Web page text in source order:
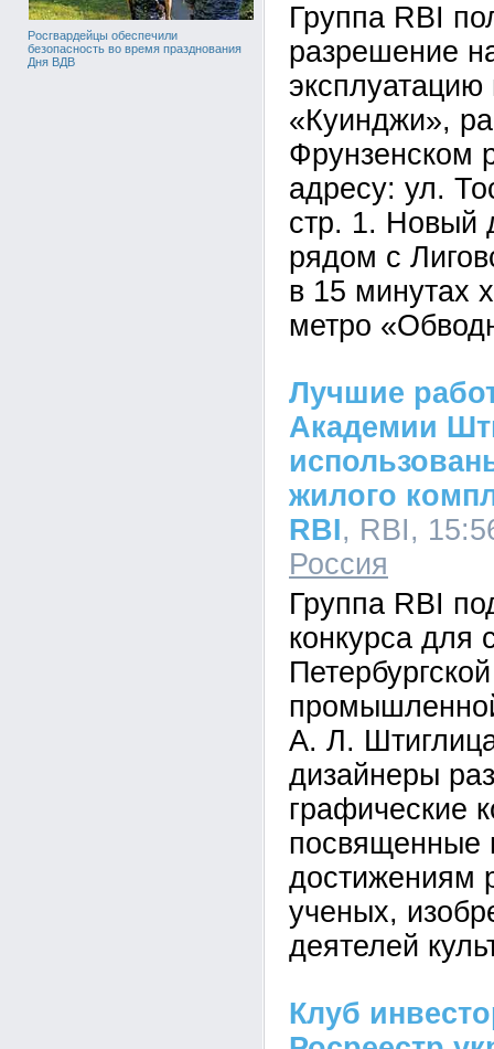
Росгвардейцы обеспечили
безопасность во время празднования
Дня ВДВ
Группа RBI
разрешение
эксплуатацию
«Куинджи»,
Фрунзенском
адресу: ул.
стр. 1. Новый
рядом с
в 15 минутах
метро
Лучшие
Академии
жилого
RBI, RBI,
Россия
Группа RBI
конкурса для
А. Л.
дизайнеры
графические
достижениям
ученых,
деятелей
Клуб